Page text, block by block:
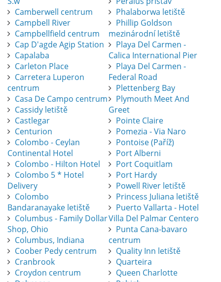
Camberwell centrum
Campbell River
Campbellfield centrum
Cap D'agde Agip Station
Capalaba
Carleton Place
Carretera Luperon
centrum
Casa De Campo centrum
Cassidy letiště
Castlegar
Centurion
Colombo - Ceylan
Continental Hotel
Colombo - Hilton Hotel
Colombo 5 * Hotel
Delivery
Colombo
Bandaranayake letiště
Columbus - Family Dollar
Shop, Ohio
Columbus, Indiana
Coober Pedy centrum
Cranbrook
Croydon centrum
Phalaborwa letiště
Phillip Goldson
mezinárodní letiště
Playa Del Carmen -
Calica International Pier
Playa Del Carmen -
Federal Road
Plettenberg Bay
Plymouth Meet And
Greet
Pointe Claire
Pomezia - Via Naro
Pontoise (Paříž)
Port Alberni
Port Coquitlam
Port Hardy
Powell River letiště
Princess Juliana letiště
Puerto Vallarta - Hotel
Villa Del Palmar Centero
Punta Cana-bavaro
centrum
Quality Inn letiště
Quarteira
Queen Charlotte